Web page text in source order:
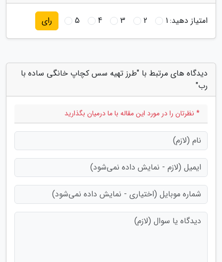
امتیاز دهید:1
2
3
4
5 رای
دیدگاه های مرتبط با "طرز تهیه سس کچاپ خانگی ساده با
رب"
* نظرتان را در مورد این مقاله با ما درمیان بگذارید